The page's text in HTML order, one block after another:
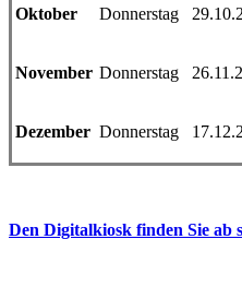
Oktober Donnerstag
November Donnerstag
Dezember Donnerstag
Den Digitalkiosk finden Sie ab